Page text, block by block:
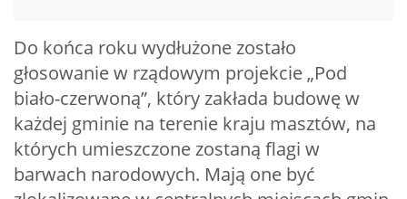
Do końca roku wydłużone zostało
głosowanie w rządowym projekcie „Pod
biało-czerwoną”, który zakłada budowę w
każdej gminie na terenie kraju masztów, na
których umieszczone zostaną flagi w
barwach narodowych. Mają one być